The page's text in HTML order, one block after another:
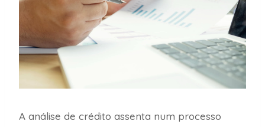
A análise de crédito assenta num processo